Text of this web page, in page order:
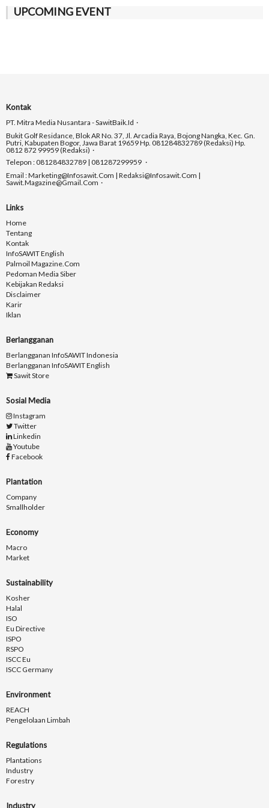
UPCOMING EVENT
Kontak
PT. Mitra Media Nusantara - SawitBaik.id
Bukit Golf Residance, Blok AR No. 37, Jl. Arcadia Raya, Bojong Nangka, Kec. Gn.
Putri, Kabupaten Bogor, Jawa Barat 19659 Hp. 081284832789 (Redaksi) Hp.
0812 872 99959 (Redaksi)
Telepon : 081284832789 | 081287299959
Email : Marketing@infosawit.com | Redaksi@infosawit.com |
Sawit.magazine@gmail.com
Links
Home
Tentang
Kontak
InfoSAWIT English
Palmoil Magazine.com
Pedoman Media Siber
Kebijakan Redaksi
Disclaimer
Karir
Iklan
Berlangganan
Berlangganan InfoSAWIT Indonesia
Berlangganan InfoSAWIT English
Sawit Store
Sosial Media
Instagram
Twitter
Linkedin
Youtube
Facebook
Plantation
Company
Smallholder
Economy
Macro
Market
Sustainability
Kosher
Halal
ISO
Eu Directive
ISPO
RSPO
ISCC Eu
ISCC Germany
Environment
REACH
Pengelolaan Limbah
Regulations
Plantations
Industry
Forestry
Industry